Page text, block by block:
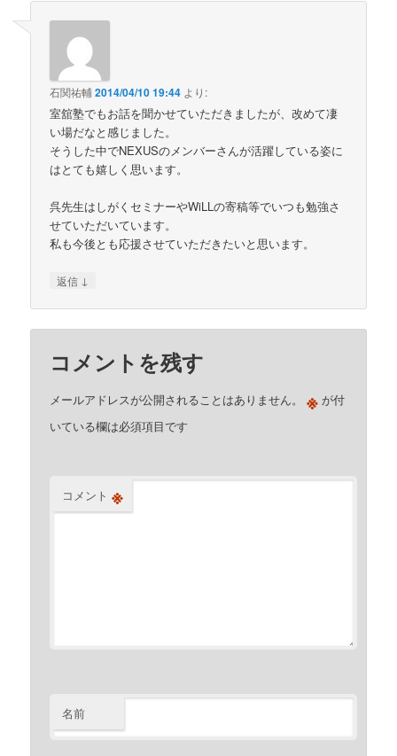
石関祐輔2014/04/10 19:44 より:
室舘塾でもお話を聞かせていただきましたが、改めて凄
い場だなと感じました。
そうした中でNEXUSのメンバーさんが活躍している姿に
はとても嬉しく思います。
呉先生はしがくセミナーやWiLLの寄稿等でいつも勉強さ
せていただいています。
私も今後とも応援させていただきたいと思います。
返信 ↓
コメントを残す
メールアドレスが公開されることはありません。 ※ が付
いている欄は必須項目です
コメント ※
名前